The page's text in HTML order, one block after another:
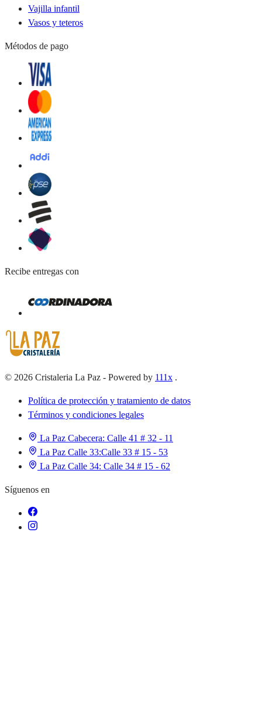
Vajilla infantil
Vasos y teteros
Métodos de pago
Recibe entregas con
© 2026 Cristaleria La Paz - Powered by 111x .
Política de protección y tratamiento de datos
Términos y condiciones legales
La Paz Cabecera: Calle 41 # 32 - 11
La Paz Calle 33:Calle 33 # 15 - 53
La Paz Calle 34: Calle 34 # 15 - 62
Síguenos en